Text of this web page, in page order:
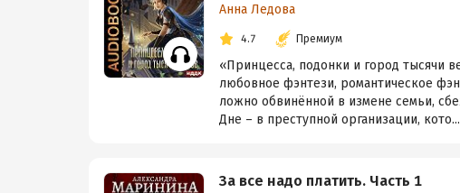
Анна Ледова
4.7 Премиум
«Принцесса, подонки и город тысячи
любовное фэнтези, романтическое
ложно обвинённой в измене семьи,
Дне – в преступной организации, кото...
За все надо платить. Часть 1